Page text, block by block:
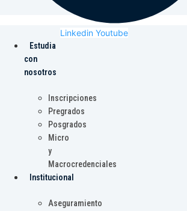
Linkedin Youtube
Estudia
con
nosotros
Inscripciones
Pregrados
Posgrados
Micro
y
Macrocredenciales
Institucional
Aseguramiento